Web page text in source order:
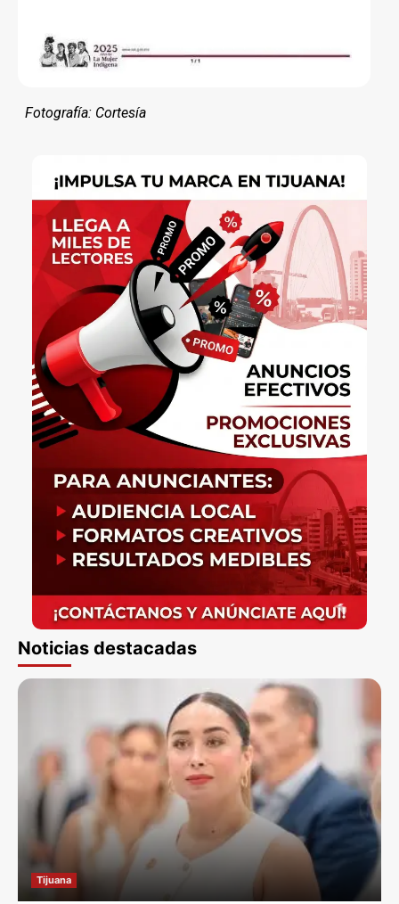
Fotografía: Cortesía
Noticias destacadas
Tijuana